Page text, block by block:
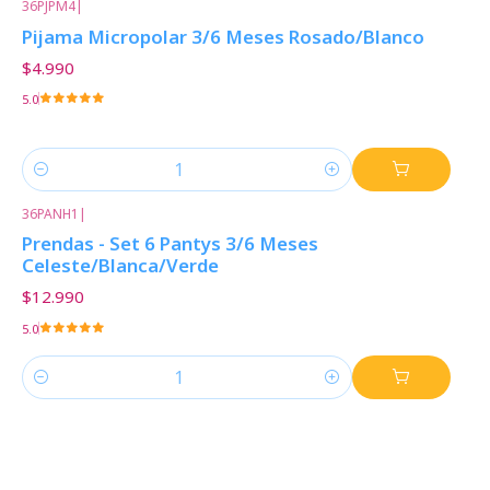
36PJPM4|
Pijama Micropolar 3/6 Meses Rosado/Blanco
$4.990
5.0
Cantidad
36PANH1 |
Prendas - Set 6 Pantys 3/6 Meses
Celeste/Blanca/Verde
$12.990
5.0
Cantidad